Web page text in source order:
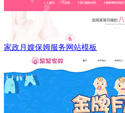
家政月嫂保姆服务网站模板